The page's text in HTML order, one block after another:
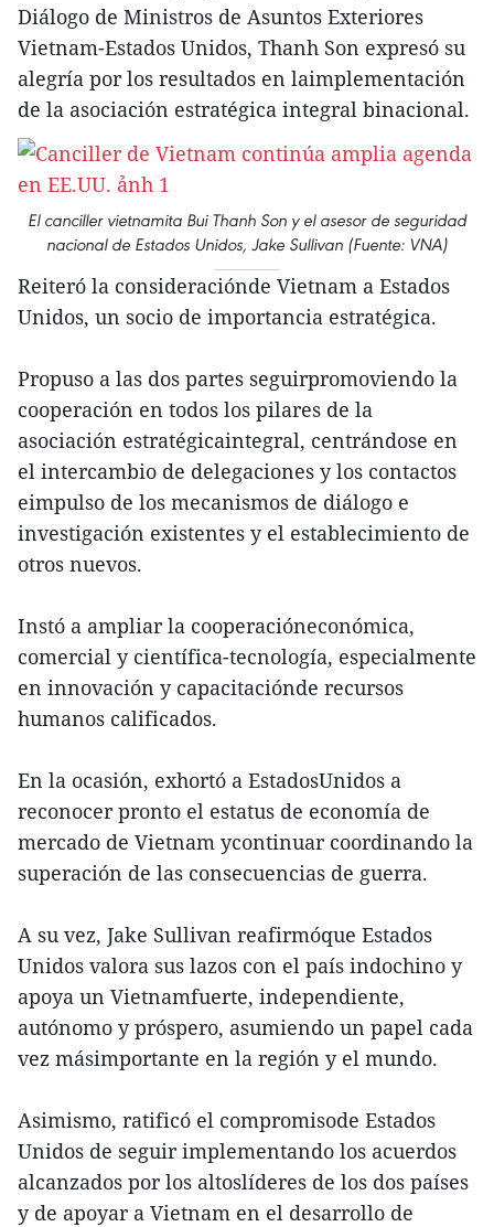
Diálogo de Ministros de Asuntos Exteriores
Vietnam-Estados Unidos, Thanh Son expresó su
alegría por los resultados en laimplementación
de la asociación estratégica integral binacional.
El canciller vietnamita Bui Thanh Son y el asesor de seguridad
nacional de Estados Unidos, Jake Sullivan (Fuente: VNA)
Reiteró la consideraciónde Vietnam a Estados
Unidos, un socio de importancia estratégica.
Propuso a las dos partes seguirpromoviendo la
cooperación en todos los pilares de la
asociación estratégicaintegral, centrándose en
el intercambio de delegaciones y los contactos
eimpulso de los mecanismos de diálogo e
investigación existentes y el establecimiento de
otros nuevos.
Instó a ampliar la cooperacióneconómica,
comercial y científica-tecnología, especialmente
en innovación y capacitaciónde recursos
humanos calificados.
En la ocasión, exhortó a EstadosUnidos a
reconocer pronto el estatus de economía de
mercado de Vietnam ycontinuar coordinando la
superación de las consecuencias de guerra.
A su vez, Jake Sullivan reafirmóque Estados
Unidos valora sus lazos con el país indochino y
apoya un Vietnamfuerte, independiente,
autónomo y próspero, asumiendo un papel cada
vez másimportante en la región y el mundo.
Asimismo, ratificó el compromisode Estados
Unidos de seguir implementando los acuerdos
alcanzados por los altoslíderes de los dos países
y de apoyar a Vietnam en el desarrollo de